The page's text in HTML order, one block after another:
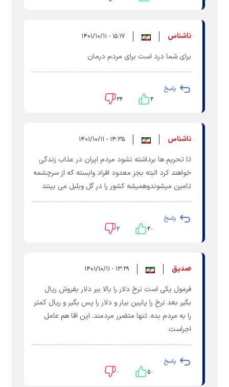
ناشناس ۱۵:۱۷ - ۱۴۰۱/۱۰/۱۱
برای شما درد است برای مردم درمان
پاسخ
۴ ۳۴
ناشناس ۱۴:۳۵ - ۱۴۰۱/۱۰/۱۱
تا تحریم ها برداشته نشود مردم ایران در عذاب زندگی
خواهند کرد البته بجز معدود افراد وابسته که از سرچشمه
تامین میشوندوهمیشه کشور را در گل وبلبل می بینند
پاسخ
۴۰ ۲
صدیق ۱۳:۲۹ - ۱۴۰۱/۱۰/۱۱
فرمول یکی است نرخ دلار را بالا ببر دلار بفروش ریال
بگیر بعد نرخ را پایین بیار و دلار را پس بگیر و ریال کمتر
را به مردم بده. تنها متضرر مردمند. این اقا هم عامل
اجراست.
پاسخ
۵۰ ۰